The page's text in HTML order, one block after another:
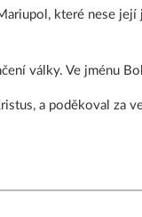
které nese
války. Ve jménu
a poděkoval